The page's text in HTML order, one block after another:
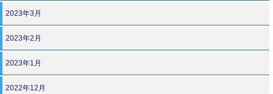
2023年3月
2023年2月
2023年1月
2022年12月